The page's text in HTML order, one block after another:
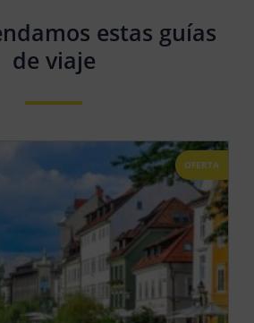
estas guías
de viaje
OFERTA